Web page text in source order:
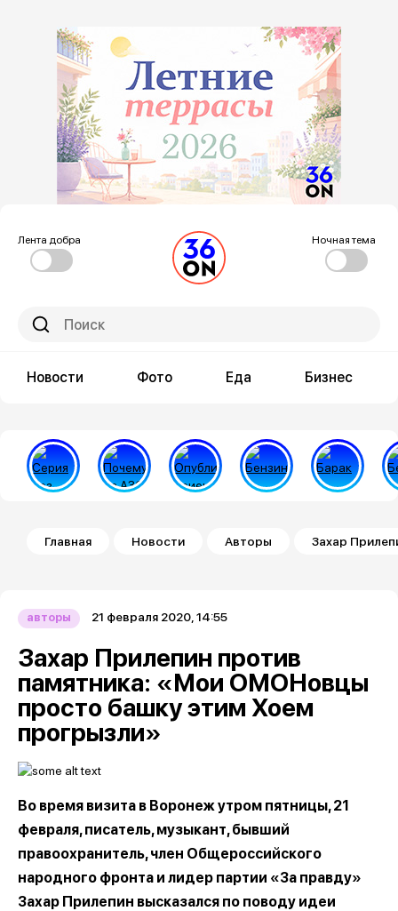
Лента добра Ночная тема
Новости Фото Еда Бизнес
Строка навигации
Главная Новости Авторы Захар
авторы 21 февраля 2020, 14:55
Захар Прилепин против
памятника: «Мои ОМОНовцы
просто башку этим Хоем
прогрызли»
Во время визита в Воронеж утром пятницы, 21
февраля, писатель, музыкант, бывший
правоохранитель, член Общероссийского
народного фронта и лидер партии «За правду»
Захар Прилепин высказался по поводу идеи